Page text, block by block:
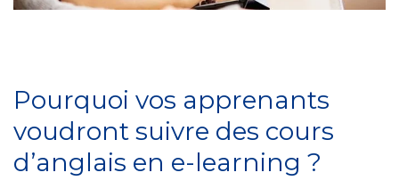
Pourquoi vos apprenants
voudront suivre des cours
d’anglais en e-learning ?